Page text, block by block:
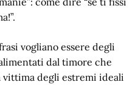
vogliano essere degli
dal timore che
vittima degli estremi ideali